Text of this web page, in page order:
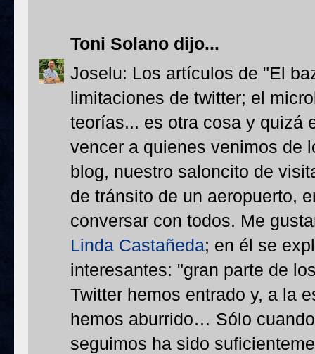
Toni Solano dijo...
Joselu: Los artículos de "El
limitaciones de twitter; el
teorías... es otra cosa y quizá
vencer a quienes venimos de
blog, nuestro saloncito de
de tránsito de un aeropuerto,
conversar con todos. Me
Linda Castañeda; en él se
interesantes: "gran parte de
Twitter hemos entrado y, a la
hemos aburrido… Sólo
seguimos ha sido